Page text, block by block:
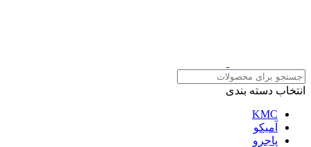
انتخاب دسته بندی
KMC
آمیکو
پاجرو